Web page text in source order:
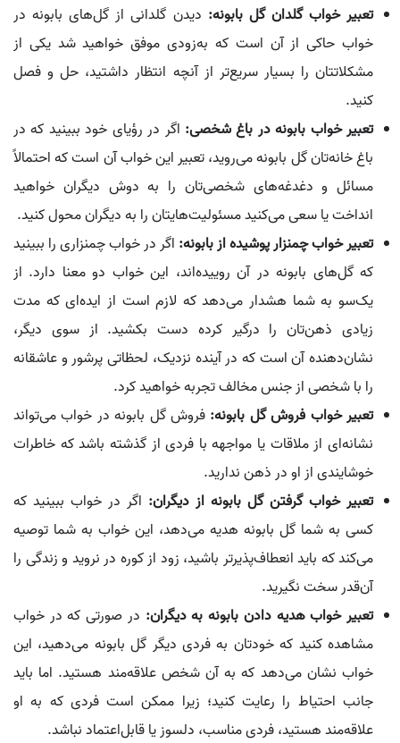
تعبیر خواب گلدان گل بابونه: دیدن گلدانی از گل‌های بابونه در
خواب حاکی از آن است که به‌زودی موفق خواهید شد یکی از
مشکلاتتان را بسیار سریع‌تر از آنچه انتظار داشتید، حل و فصل
کنید.
تعبیر خواب بابونه در باغ شخصی: اگر در رؤیای خود ببینید که در
باغ خانه‌تان گل بابونه می‌روید، تعبیر این خواب آن است که احتمالاً
مسائل و دغدغه‌های شخصی‌تان را به دوش دیگران خواهید
انداخت یا سعی می‌کنید مسئولیت‌هایتان را به دیگران محول کنید.
تعبیر خواب چمنزار پوشیده از بابونه: اگر در خواب چمنزاری را ببینید
که گل‌های بابونه در آن روییده‌اند، این خواب دو معنا دارد. از
یک‌سو به شما هشدار می‌دهد که لازم است از ایده‌ای که مدت
زیادی ذهن‌تان را درگیر کرده دست بکشید. از سوی دیگر،
نشان‌دهنده آن است که در آینده نزدیک، لحظاتی پرشور و عاشقانه
را با شخصی از جنس مخالف تجربه خواهید کرد.
تعبیر خواب فروش گل بابونه: فروش گل بابونه در خواب می‌تواند
نشانه‌ای از ملاقات یا مواجهه با فردی از گذشته باشد که خاطرات
خوشایندی از او در ذهن ندارید.
تعبیر خواب گرفتن گل بابونه از دیگران: اگر در خواب ببینید که
کسی به شما گل بابونه هدیه می‌دهد، این خواب به شما توصیه
می‌کند که باید انعطاف‌پذیرتر باشید، زود از کوره در نروید و زندگی را
آن‌قدر سخت نگیرید.
تعبیر خواب هدیه دادن بابونه به دیگران: در صورتی که در خواب
مشاهده کنید که خودتان به فردی دیگر گل بابونه می‌دهید، این
خواب نشان می‌دهد که به آن شخص علاقه‌مند هستید. اما باید
جانب احتیاط را رعایت کنید؛ زیرا ممکن است فردی که به او
علاقه‌مند هستید، فردی مناسب، دلسوز یا قابل‌اعتماد نباشد.